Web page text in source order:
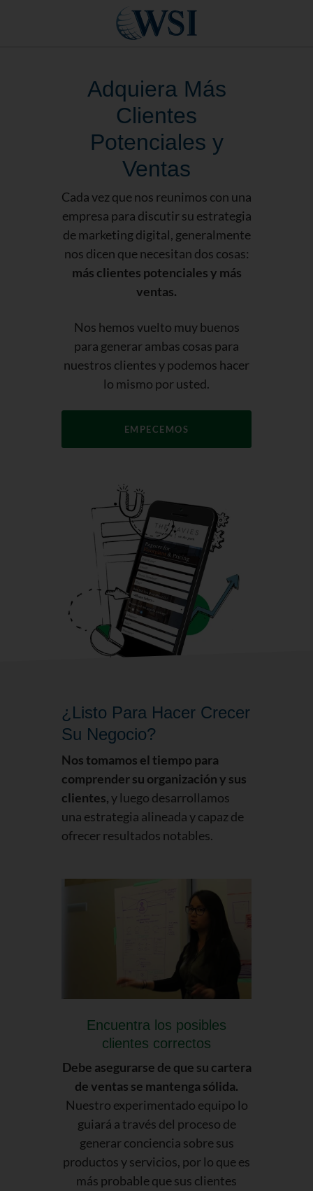
Adquiera Más
Clientes
Potenciales y
Ventas
Cada vez que nos reunimos con una
empresa para discutir su estrategia
de marketing digital, generalmente
nos dicen que necesitan dos cosas:
más clientes potenciales y más
ventas.
Nos hemos vuelto muy buenos
para generar ambas cosas para
nuestros clientes y podemos hacer
lo mismo por usted.
EMPECEMOS
¿Listo Para Hacer Crecer
Su Negocio?
Nos tomamos el tiempo para
comprender su organización y sus
clientes,y luego desarrollamos
una estrategia alineada y capaz de
ofrecer resultados notables.
Encuentra los posibles
clientes correctos
Debe asegurarse de que su cartera
de ventas se mantenga sólida.
Nuestro experimentado equipo lo
guiará a través del proceso de
generar conciencia sobre sus
productos y servicios, por lo que es
más probable que sus clientes